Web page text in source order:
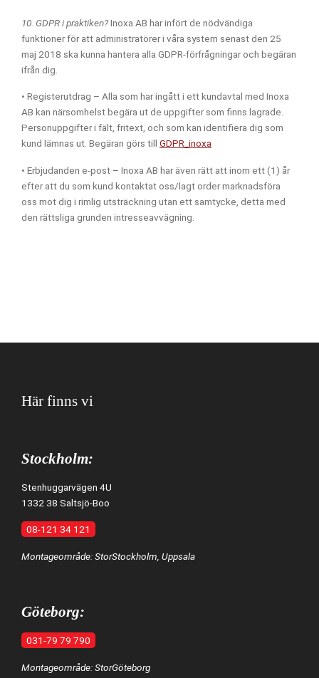
10. GDPR i praktiken?Inoxa AB har infört de nödvändiga
funktioner för att administratörer i våra system senast den 25
maj 2018 ska kunna hantera alla GDPR-förfrågningar och begäran
ifrån dig.
• Registerutdrag – Alla som har ingått i ett kundavtal med Inoxa
AB kan närsomhelst begära ut de uppgifter som finns lagrade.
Personuppgifter i fält, fritext, och som kan identifiera dig som
kund lämnas ut. Begäran görs till GDPR_inoxa
• Erbjudanden e-post – Inoxa AB har även rätt att inom ett (1) år
efter att du som kund kontaktat oss/lagt order marknadsföra
oss mot dig i rimlig utsträckning utan ett samtycke, detta med
den rättsliga grunden intresseavvägning.
Här finns vi
Stockholm:
Stenhuggarvägen 4U
1332 38 Saltsjö-Boo
08-121 34 121
Montageområde: StorStockholm, Uppsala
Göteborg:
031-79 79 790
Montageområde: StorGöteborg